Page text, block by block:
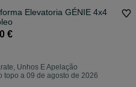
Elevatoria GÉNIE 4x4
€
Unhos E Apelação
topo a 09 de agosto de 2026